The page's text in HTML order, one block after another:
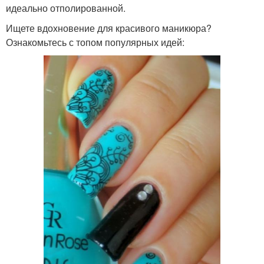
идеально отполированной.
Ищете вдохновение для красивого маникюра?
Ознакомьтесь с топом популярных идей: